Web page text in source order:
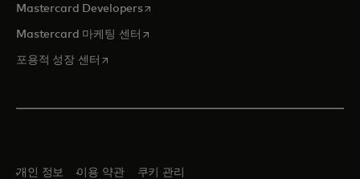
Mastercard Developers새 탭에서 열림
Mastercard 마케팅 센터 새 탭에서 열림
포용적 성장 센터 새 탭에서 열림
개인 정보 이용 약관 쿠키 관리